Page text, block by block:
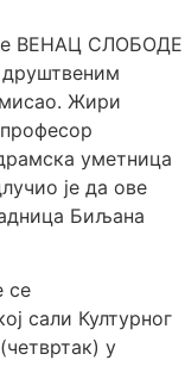
ВЕНАЦ СЛОБОДЕ
мисао. Жири
уметница
је да ове
Биљана
се
сали Културног
у